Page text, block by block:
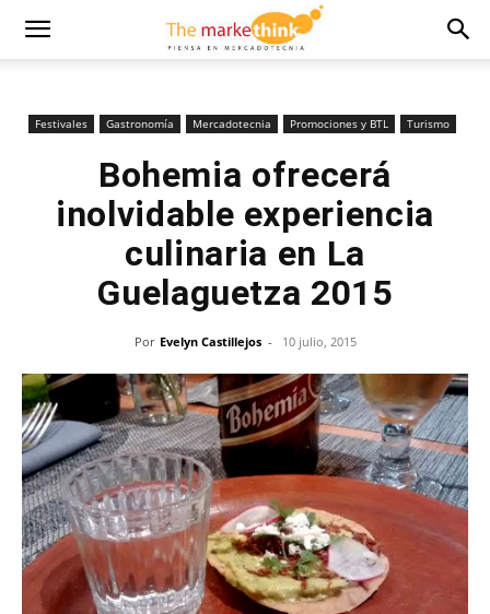
Festivales Gastronomía Mercadotecnia Promociones y BTL Turismo
Bohemia ofrecerá
inolvidable experiencia
culinaria en La
Guelaguetza 2015
Por Evelyn Castillejos - 10 julio, 2015